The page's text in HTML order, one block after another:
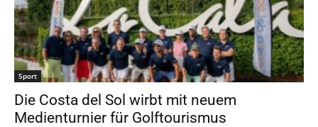
Sport
Die Costa del Sol wirbt mit neuem
Medienturnier für Golftourismus